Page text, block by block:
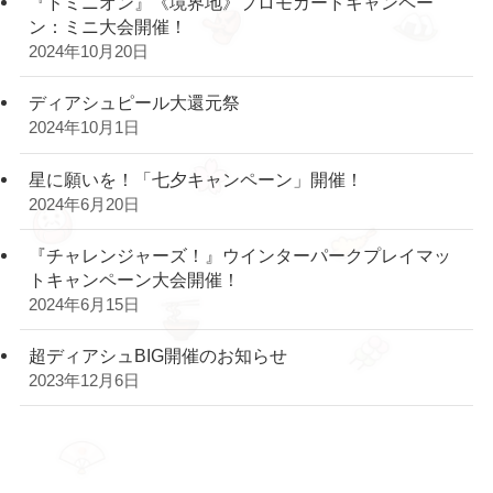
ン：ミニ大会開催！
2024年10月20日
ディアシュピール大還元祭
2024年10月1日
星に願いを！「七夕キャンペーン」開催！
2024年6月20日
『チャレンジャーズ！』ウインターパークプレイマッ
トキャンペーン大会開催！
2024年6月15日
超ディアシュBIG開催のお知らせ
2023年12月6日